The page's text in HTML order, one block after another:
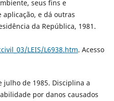
seus fins e
aplicação, e dá outras
da República, 1981.
LEIS/L6938.htm. Acesso
julho de 1985. Disciplina a
por danos causados